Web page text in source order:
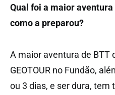
Qual foi a maior
como a preparou?
A maior aventura de BTT
GEOTOUR no Fundão,
ou 3 dias, e ser dura,